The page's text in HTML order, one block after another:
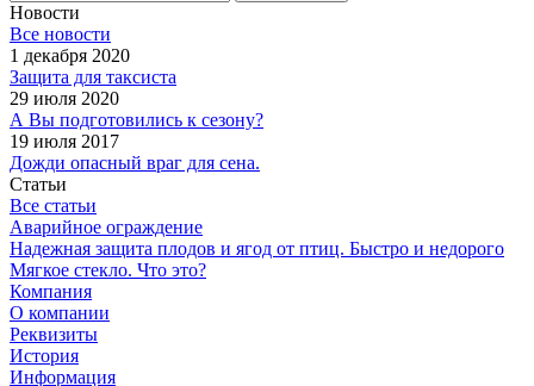
Новости
Все новости
1 декабря 2020
Защита для таксиста
29 июля 2020
А Вы подготовились к сезону?
19 июля 2017
Дожди опасный враг для сена.
Статьи
Все статьи
Аварийное ограждение
Надежная защита плодов и ягод от птиц. Быстро и недорого
Мягкое стекло. Что это?
Компания
О компании
Реквизиты
История
Информация